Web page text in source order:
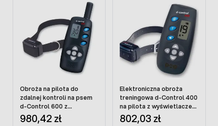
Obroża na pilota do
zdalnej kontroli na psem
d-Control 600 z
wyświetlaczem
980,42 zł
Elektroniczna obroża
treningowa d-Control 400
na pilota z wyświetlaczem
LCD
802,03 zł